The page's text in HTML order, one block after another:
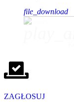
file_download
ZAGŁOSUJ